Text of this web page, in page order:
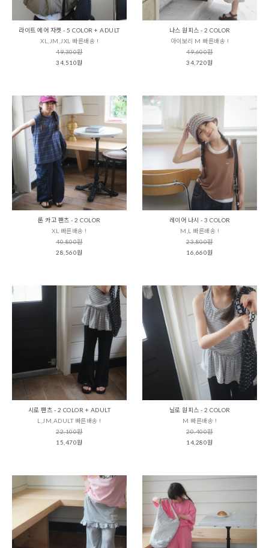
라이트 에어 자켓 - 5 COLOR + ADULT
XL,JM,JXL 빠른배송 !
49,300원
34,510원
나스 원피스 - 2 COLOR
아이보리 M 빠른배송 !
49,600원
34,720원
론 카고 팬츠 - 2 COLOR
XL 빠른배송 !
40,800원
28,560원
레이어 나시 - 3 COLOR
M,L 빠른배송 !
23,800원
16,660원
시로 팬츠 - 2 COLOR + ADULT
L,JM,ADULT 빠른배송 !
22,100원
15,470원
닐로 원피스 - 2 COLOR
M 빠른배송 !
20,400원
14,280원